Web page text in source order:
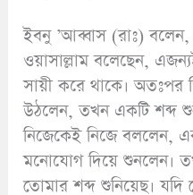
ইবনু ’আব্বাস (রাঃ) বলেন,
ওয়াসাল্লাম বলেছেন,
সায়ী করে থাকে। অতঃপর
উঠলেন, তখন একটি শব্দ
নিজেকেই নিজে বললেন,
মনোযোগ দিয়ে শুনলেন।
তোমার শব্দ শুনিয়েছ।